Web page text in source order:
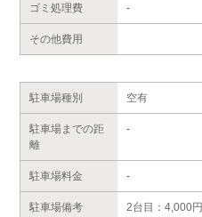
ゴミ処理費 -
その他費用
駐車場種別 空有
駐車場までの距
離
-
駐車場料金 -
駐車場備考 2台目：4,000円